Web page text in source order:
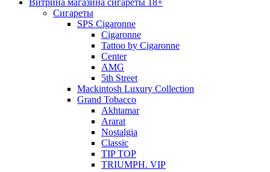
Витрина магазина сигареты 18+
Cигареты
SPS Cigaronne
Сigaronne
Tattoo by Cigaronne
Center
AMG
5th Street
Mackintosh Luxury Collection
Grand Tobacco
Akhtamar
Ararat
Nostalgia
Classic
TIP TOP
TRIUMPH. VIP